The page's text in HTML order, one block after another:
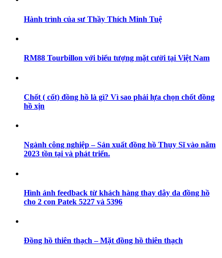
Hành trình của sư Thầy Thích Minh Tuệ
RM88 Tourbillon với biểu tượng mặt cười tại Việt Nam
Chốt ( cốt) đồng hồ là gì? Vì sao phải lựa chọn chốt đồng
hồ xịn
Ngành công nghiệp – Sản xuất đồng hồ Thụy Sĩ vào năm
2023 tồn tại và phát triển.
Hình ảnh feedback từ khách hàng thay dây da đồng hồ
cho 2 con Patek 5227 và 5396
Đồng hồ thiên thạch – Mặt đồng hồ thiên thạch